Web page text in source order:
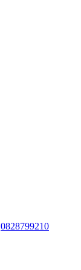
0828799210